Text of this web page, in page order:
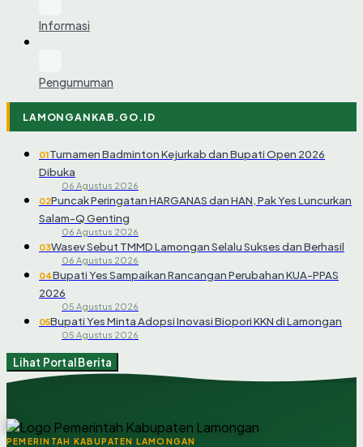
Informasi
Pengumuman
LAMONGANKAB.GO.ID
01Turnamen Badminton Kejurkab dan Bupati Open 2026
Dibuka
06 Agustus 2026
02Puncak Peringatan HARGANAS dan HAN, Pak Yes Luncurkan
Salam-Q Genting
06 Agustus 2026
03Wasev Sebut TMMD Lamongan Selalu Sukses dan Berhasil
06 Agustus 2026
04Bupati Yes Sampaikan Rancangan Perubahan KUA-PPAS
2026
05 Agustus 2026
05Bupati Yes Minta Adopsi Inovasi Biopori KKN di Lamongan
05 Agustus 2026
Lihat Portal Berita
PEMERINTAH KABUPATEN LAMONGAN